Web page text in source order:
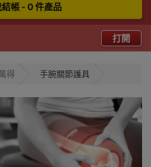
帳 - 0 件產品
打開
得 手腕關節護具